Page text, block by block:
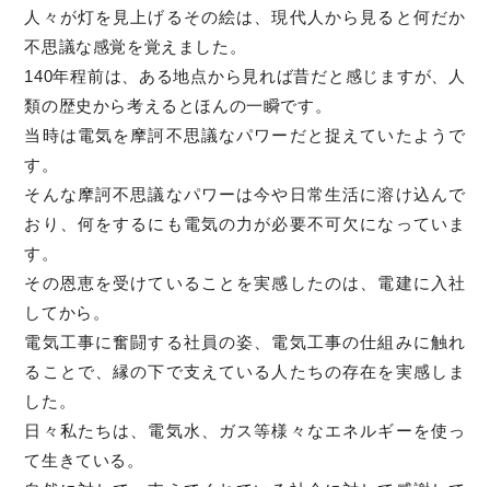
人々が灯を見上げるその絵は、現代人から見ると何だか
不思議な感覚を覚えました。
140年程前は、ある地点から見れば昔だと感じますが、人
類の歴史から考えるとほんの一瞬です。
当時は電気を摩訶不思議なパワーだと捉えていたようで
す。
そんな摩訶不思議なパワーは今や日常生活に溶け込んで
おり、何をするにも電気の力が必要不可欠になっていま
す。
その恩恵を受けていることを実感したのは、電建に入社
してから。
電気工事に奮闘する社員の姿、電気工事の仕組みに触れ
ることで、縁の下で支えている人たちの存在を実感しま
した。
日々私たちは、電気水、ガス等様々なエネルギーを使っ
て生きている。